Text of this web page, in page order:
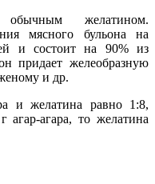
желатином.
мясного бульона на
и состоит на 90% из
придает желеобразную
и др.
и желатина равно 1:8,
агара, то желатина